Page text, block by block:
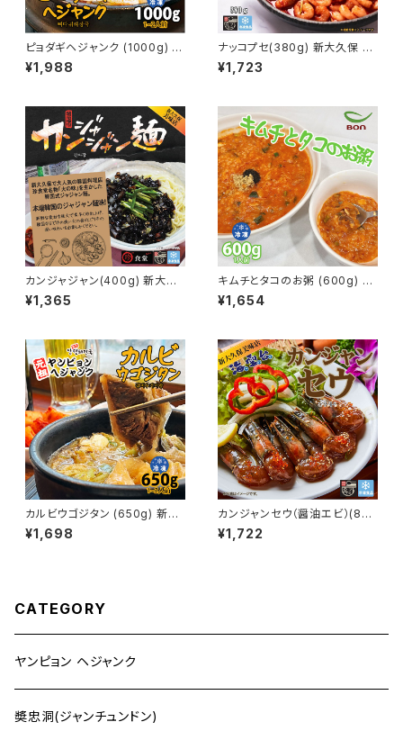
ピョダギヘジャンク (1000g) 新
大久保 韓国料理 韓国スープ 韓
国食品 1-2人前 YOGIJOA ヤ
¥1,988
ナッコプセ(380g) 新大久保 韓
国料理 ナッコプセ 韓国食品 海
鮮鍋 冷凍食品 ミールキット 1人
¥1,723
カンジャジャン(400g) 新大久
保 韓国料理 韓国式カンジャジ
ャン麺 韓国食品 YOGIJOA 珍
¥1,365
キムチとタコのお粥 (600g) 新
大久保 韓国料理 韓国お粥 おか
ゆ 粥 韓国食品 1-2人前 YOGI
¥1,654
カルビウゴジタン (650g) 新大
久保 韓国料理 韓国スープ 韓国
食品 1-2人前 YOGIJOA ヤン
¥1,698
カンジャンセウ（醤油エビ）(8
本・300g) 新大久保 韓国料理
お取り寄せ 醤油エビ 韓国食品
¥1,722
CATEGORY
ヤンピョン ヘジャンク
奬忠洞(ジャンチュンドン)